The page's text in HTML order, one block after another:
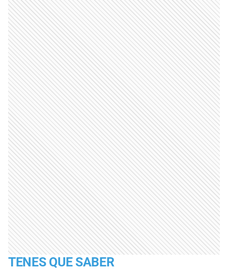
TENES QUE SABER